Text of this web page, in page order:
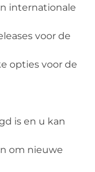
internationale
voor de
opties voor de
is en u kan
om nieuwe